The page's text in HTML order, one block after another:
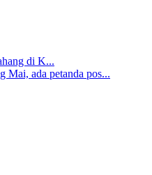
di K...
Mai, ada petanda pos...